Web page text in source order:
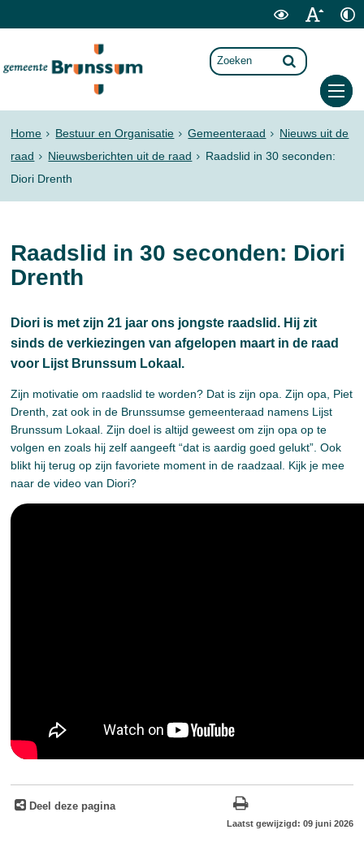
Home Bestuur en Organisatie Gemeenteraad
Nieuws uit de
raad
Nieuwsberichten uit de raad
Raadslid in 30 seconden:
Diori Drenth
Raadslid in 30 seconden: Diori
Drenth
Diori is met zijn 21 jaar ons jongste raadslid. Hij zit
sinds de verkiezingen van afgelopen maart in de raad
voor Lijst Brunssum Lokaal.
Zijn motivatie om raadslid te worden? Dat is zijn opa. Zijn opa, Piet
Drenth, zat ook in de Brunssumse gemeenteraad namens Lijst
Brunssum Lokaal. Zijn doel is altijd geweest om zijn opa op te
volgen en zoals hij zelf aangeeft “dat is aardig goed gelukt”. Ook
blikt hij terug op zijn favoriete moment in de raadzaal. Kijk je mee
naar de video van Diori?
Deel deze pagina
Laatst gewijzigd: 09 juni 2026